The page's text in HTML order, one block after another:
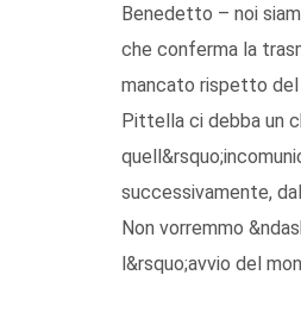
Benedetto – noi
che conferma la
mancato rispetto del
Pittella ci debba un
successivamente,
Non vorremmo
l&rsquo;avvio del